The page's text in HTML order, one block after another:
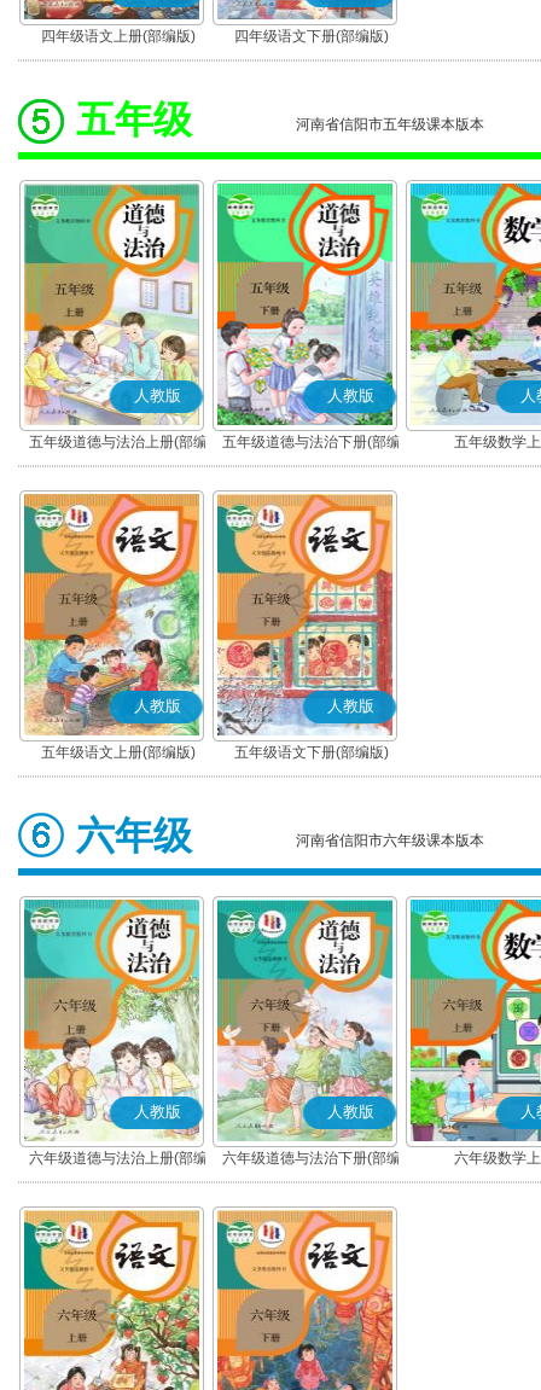
四年级语文上册(部编版) 四年级语文下册(部编版)
五年级 河南省信阳市五年级课本版本
人教版
五年级道德与法治上册(部编
版)
人教版
五年级道德与法治下册(部编
版)
人
五年级数学
人教版
五年级语文上册(部编版)
人教版
五年级语文下册(部编版)
六年级 河南省信阳市六年级课本版本
人教版
六年级道德与法治上册(部编
版)
人教版
六年级道德与法治下册(部编
版)
人
六年级数学